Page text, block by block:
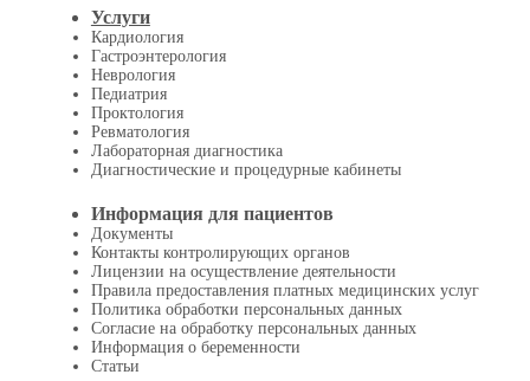
Услуги
Кардиология
Гастроэнтерология
Неврология
Педиатрия
Проктология
Ревматология
Лабораторная диагностика
Диагностические и процедурные кабинеты
Информация для пациентов
Документы
Контакты контролирующих органов
Лицензии на осуществление деятельности
Правила предоставления платных медицинских услуг
Политика обработки персональных данных
Согласие на обработку персональных данных
Информация о беременности
Статьи